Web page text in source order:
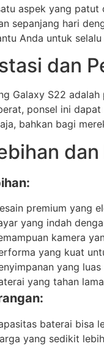
aspek yang patut
sepanjang hari
Anda untuk
dan
Galaxy S22
ponsel ini dapat
bahkan bagi
premium yang
yang indah
kamera
yang kuat
yang
yang tahan
baterai bisa
yang sedikit